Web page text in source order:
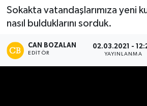
Sokakta vatandaşlarımıza yeni
nasıl bulduklarını sorduk.
CAN BOZALAN
EDITÖR
02.03.2021 -
YAYINLANMA
Tüm Manşetler
Son Dakika Haberleri